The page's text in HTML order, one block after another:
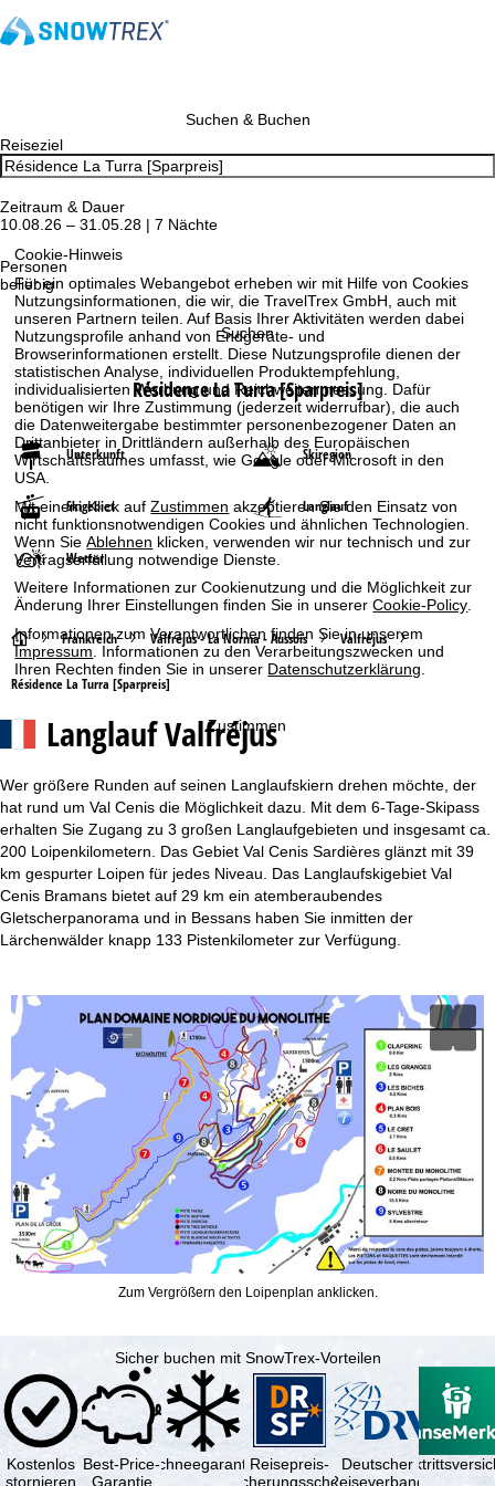
Cookie-Hinweis
Für ein optimales Webangebot erheben wir mit Hilfe von Cookies
Nutzungsinformationen, die wir, die TravelTrex GmbH, auch mit
unseren Partnern teilen. Auf Basis Ihrer Aktivitäten werden dabei
Nutzungsprofile anhand von Endgeräte- und
Browserinformationen erstellt. Diese Nutzungsprofile dienen der
statistischen Analyse, individuellen Produktempfehlung,
individualisierten Werbung und Reichweitenmessung. Dafür
benötigen wir Ihre Zustimmung (jederzeit widerrufbar), die auch
die Datenweitergabe bestimmter personenbezogener Daten an
Drittanbieter in Drittländern außerhalb des Europäischen
Wirtschaftsraumes umfasst, wie Google oder Microsoft in den
USA.
Mit einem Klick aufZustimmen akzeptieren Sie den Einsatz von
nicht funktionsnotwendigen Cookies und ähnlichen Technologien.
Wenn SieAblehnen klicken, verwenden wir nur technisch und zur
Vertragserfüllung notwendige Dienste.
Weitere Informationen zur Cookienutzung und die Möglichkeit zur
Änderung Ihrer Einstellungen finden Sie in unsererCookie-Policy
Informationen zum Verantwortlichen finden Sie in unserem
Impressum . Informationen zu den Verarbeitungszwecken und
Ihren Rechten finden Sie in unserer Datenschutzerklärung
Zustimmen
Suchen & Buchen
Reiseziel
Zeitraum & Dauer
10.08.26 – 31.05.28 | 7 Nächte
Personen
beliebig
Suchen
Résidence La Turra [Sparpreis]
Unterkunft Skiregion
Skigebiet Langlauf
Wetter
S
t
t
t
Frankreich Valfréjus - La Norma - Aussois Valfréjus
Résidence La Turra [Sparpreis]
Langlauf Valfréjus
Wer größere Runden auf seinen Langlaufskiern drehen möchte, der
hat rund um Val Cenis die Möglichkeit dazu. Mit dem 6-Tage-Skipass
erhalten Sie Zugang zu 3 großen Langlaufgebieten und insgesamt ca.
200 Loipenkilometern. Das Gebiet Val Cenis Sardières glänzt mit 39
km gespurter Loipen für jedes Niveau. Das Langlaufskigebiet Val
Cenis Bramans bietet auf 29 km ein atemberaubendes
Gletscherpanorama und in Bessans haben Sie inmitten der
Lärchenwälder knapp 133 Pistenkilometer zur Verfügung.
Zum Vergrößern den Loipenplan anklicken.
Sicher buchen mit SnowTrex-Vorteilen
Kostenlos
stornieren
Best-Price-
Garantie
SchneegarantieReisepreis-
Sicherungsschein
Deutscher
Reiseverband